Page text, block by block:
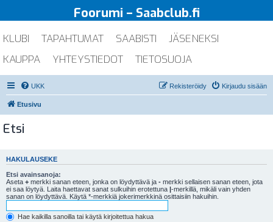
Foorumi – Saabclub.fi
KLUBI TAPAHTUMAT SAABISTI
JÄSENEKSI
KAUPPA
YHTEYSTIEDOT TIETOSUOJA
UKK Kirjaudu sisään
Rekisteröidy
Etusivu
Etsi
HAKULAUSEKE
Etsi avainsanoja:
Aseta + merkki sanan eteen, jonka on löydyttävä ja - merkki sellaisen sanan eteen, jota
ei saa löytyä. Laita haettavat sanat sulkuihin erotettuna |-merkillä, mikäli vain yhden
sanan on löydyttävä. Käytä *-merkkiä jokerimerkkinä osittaisiin hakuihin.
Hae kaikilla sanoilla tai käytä kirjoitettua hakua